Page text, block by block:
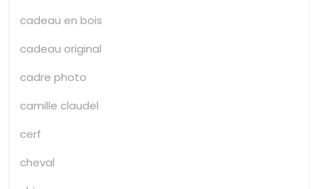
cadeau en bois
cadeau original
cadre photo
camille claudel
cerf
cheval